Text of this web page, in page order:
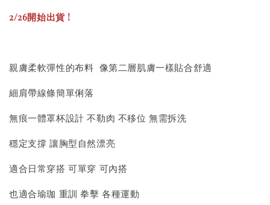
2/26開始出貨 !
親膚柔軟彈性的布料 像第二層肌膚一樣貼合舒適
細肩帶線條簡單俐落
無痕一體罩杯設計 不勒肉 不移位 無需拆洗
穩定支撐 讓胸型自然漂亮
適合日常穿搭 可單穿 可內搭
也適合瑜珈 重訓 拳擊 各種運動